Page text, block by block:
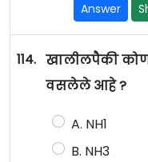
Answer
114. खालीलपैकी
वसलेले आहे ?
A. NH1
B. NH3